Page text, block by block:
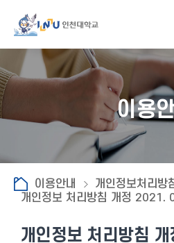
이용
이용안내
개인정보처리방
개인정보 처리방침 개정 2021.
개인정보 처리방침